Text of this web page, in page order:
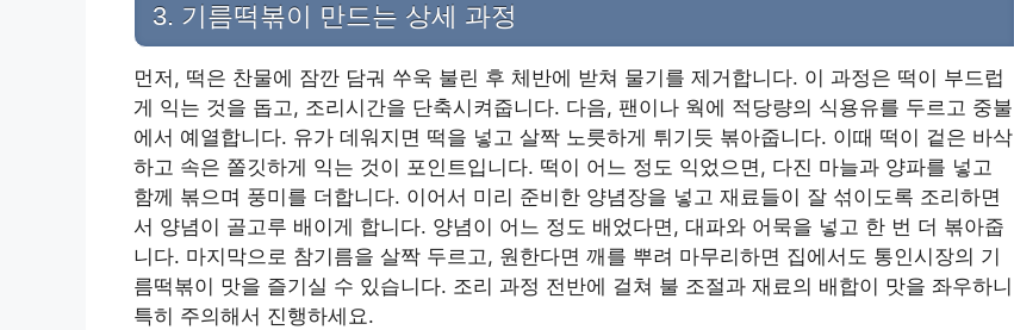
3. 기름떡볶이 만드는 상세 과정
먼저, 떡은 찬물에 잠깐 담궈 쑤욱 불린 후 체반에 받쳐 물기를 제거합니다. 이 과정은 떡이 부드럽
게 익는 것을 돕고, 조리시간을 단축시켜줍니다. 다음, 팬이나 웍에 적당량의 식용유를 두르고 중불
에서 예열합니다. 유가 데워지면 떡을 넣고 살짝 노릇하게 튀기듯 볶아줍니다. 이때 떡이 겉은 바삭
하고 속은 쫄깃하게 익는 것이 포인트입니다. 떡이 어느 정도 익었으면, 다진 마늘과 양파를 넣고
함께 볶으며 풍미를 더합니다. 이어서 미리 준비한 양념장을 넣고 재료들이 잘 섞이도록 조리하면
서 양념이 골고루 배이게 합니다. 양념이 어느 정도 배었다면, 대파와 어묵을 넣고 한 번 더 볶아줍
니다. 마지막으로 참기름을 살짝 두르고, 원한다면 깨를 뿌려 마무리하면 집에서도 통인시장의 기
름떡볶이 맛을 즐기실 수 있습니다. 조리 과정 전반에 걸쳐 불 조절과 재료의 배합이 맛을 좌우하니
특히 주의해서 진행하세요.